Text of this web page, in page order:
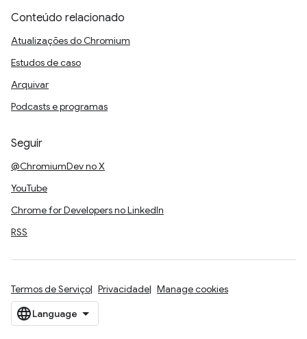
Conteúdo relacionado
Atualizações do Chromium
Estudos de caso
Arquivar
Podcasts e programas
Seguir
@ChromiumDev no X
YouTube
Chrome for Developers no LinkedIn
RSS
Termos de Serviço Privacidade Manage cookies